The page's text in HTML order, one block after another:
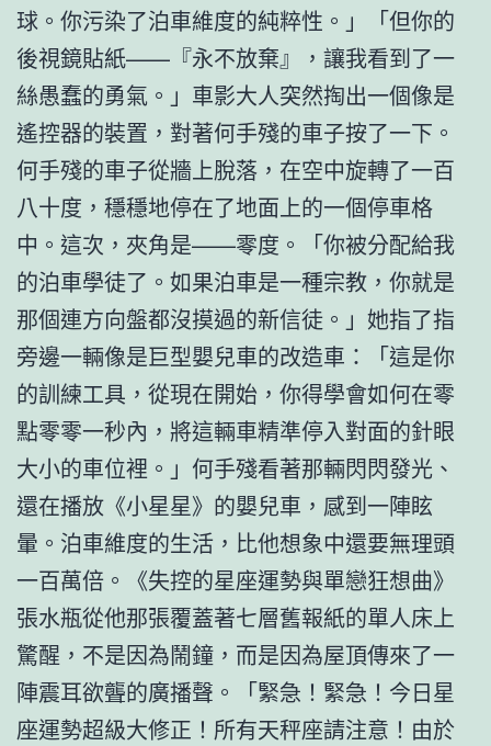
球。你污染了泊車維度的純粹性。」「但你的
後視鏡貼紙——『永不放棄』，讓我看到了一
絲愚蠢的勇氣。」車影大人突然掏出一個像是
遙控器的裝置，對著何手殘的車子按了一下。
何手殘的車子從牆上脫落，在空中旋轉了一百
八十度，穩穩地停在了地面上的一個停車格
中。這次，夾角是——零度。「你被分配給我
的泊車學徒了。如果泊車是一種宗教，你就是
那個連方向盤都沒摸過的新信徒。」她指了指
旁邊一輛像是巨型嬰兒車的改造車：「這是你
的訓練工具，從現在開始，你得學會如何在零
點零零一秒內，將這輛車精準停入對面的針眼
大小的車位裡。」何手殘看著那輛閃閃發光、
還在播放《小星星》的嬰兒車，感到一陣眩
暈。泊車維度的生活，比他想象中還要無理頭
一百萬倍。《失控的星座運勢與單戀狂想曲》
張水瓶從他那張覆蓋著七層舊報紙的單人床上
驚醒，不是因為鬧鐘，而是因為屋頂傳來了一
陣震耳欲聾的廣播聲。「緊急！緊急！今日星
座運勢超級大修正！所有天秤座請注意！由於